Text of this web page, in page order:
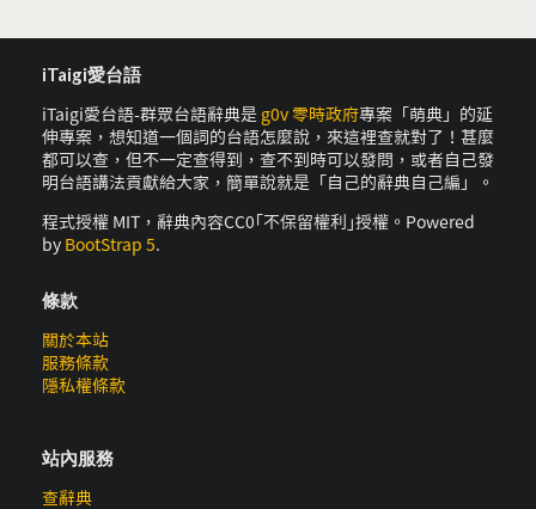
iTaigi愛台語
iTaigi愛台語-群眾台語辭典是 g0v 零時政府專案「萌典」的延
伸專案，想知道一個詞的台語怎麼說，來這裡查就對了！甚麼
都可以查，但不一定查得到，查不到時可以發問，或者自己發
明台語講法貢獻給大家，簡單說就是「自己的辭典自己編」。
程式授權 MIT，辭典內容CC0｢不保留權利｣授權。Powered
by BootStrap 5.
條款
關於本站
服務條款
隱私權條款
站內服務
查辭典